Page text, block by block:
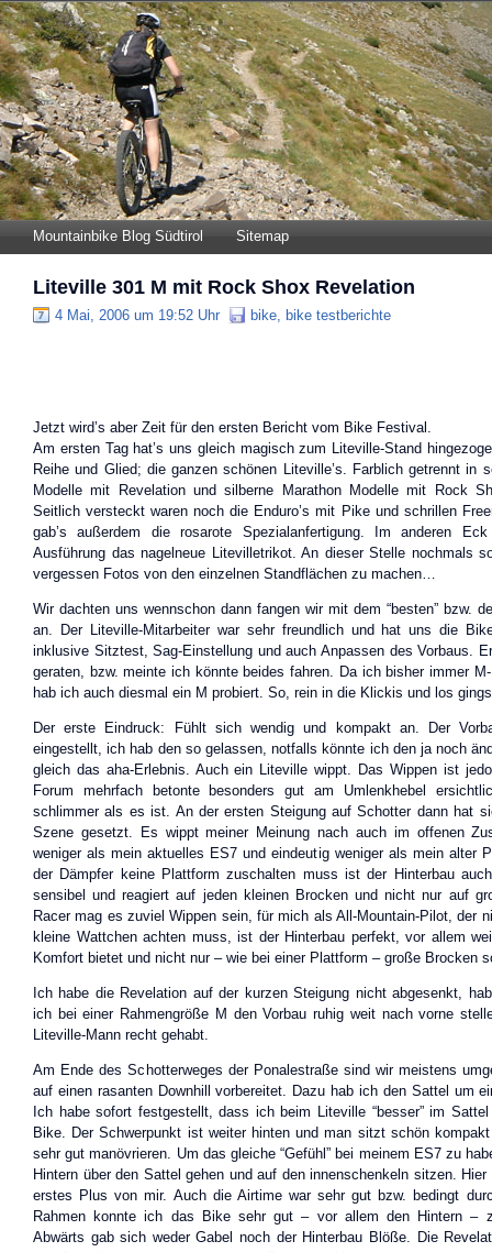
Mountainbike Blog Südtirol Sitemap
Liteville 301 M mit Rock Shox Revelation
4 Mai, 2006 um 19:52 Uhr bike, bike testberichte
Jetzt wird’s aber Zeit für den ersten Bericht vom Bike Festival.
Am ersten Tag hat’s uns gleich magisch zum Liteville-Stand
Reihe und Glied; die ganzen schönen Liteville’s. Farblich getrennt in
Modelle mit Revelation und silberne Marathon Modelle mit Rock
Seitlich versteckt waren noch die Enduro’s mit Pike und schrillen
gab’s außerdem die rosarote Spezialanfertigung. Im anderen
Ausführung das nagelneue Litevilletrikot. An dieser Stelle nochmals
vergessen Fotos von den einzelnen Standflächen zu machen…
Wir dachten uns wennschon dann fangen wir mit dem “besten” bzw.
an. Der Liteville-Mitarbeiter war sehr freundlich und hat uns die
inklusive Sitztest, Sag-Einstellung und auch Anpassen des Vorbaus.
geraten, bzw. meinte ich könnte beides fahren. Da ich bisher immer
hab ich auch diesmal ein M probiert. So, rein in die Klickis und los
Der erste Eindruck: Fühlt sich wendig und kompakt an. Der
eingestellt, ich hab den so gelassen, notfalls könnte ich den ja noch
gleich das aha-Erlebnis. Auch ein Liteville wippt. Das Wippen ist
Forum mehrfach betonte besonders gut am Umlenkhebel
schlimmer als es ist. An der ersten Steigung auf Schotter dann hat
Szene gesetzt. Es wippt meiner Meinung nach auch im offenen
weniger als mein aktuelles ES7 und eindeutig weniger als mein alter
der Dämpfer keine Plattform zuschalten muss ist der Hinterbau
sensibel und reagiert auf jeden kleinen Brocken und nicht nur auf
Racer mag es zuviel Wippen sein, für mich als All-Mountain-Pilot, der
kleine Wattchen achten muss, ist der Hinterbau perfekt, vor allem
Komfort bietet und nicht nur – wie bei einer Plattform – große Brocken
Ich habe die Revelation auf der kurzen Steigung nicht abgesenkt,
ich bei einer Rahmengröße M den Vorbau ruhig weit nach vorne
Liteville-Mann recht gehabt.
Am Ende des Schotterweges der Ponalestraße sind wir meistens
auf einen rasanten Downhill vorbereitet. Dazu hab ich den Sattel um
Ich habe sofort festgestellt, dass ich beim Liteville “besser” im
Bike. Der Schwerpunkt ist weiter hinten und man sitzt schön
sehr gut manövrieren. Um das gleiche “Gefühl” bei meinem ES7 zu
Hintern über den Sattel gehen und auf den innenschenkeln sitzen.
erstes Plus von mir. Auch die Airtime war sehr gut bzw. bedingt
Rahmen konnte ich das Bike sehr gut – vor allem den Hintern –
Abwärts gab sich weder Gabel noch der Hinterbau Blöße. Die